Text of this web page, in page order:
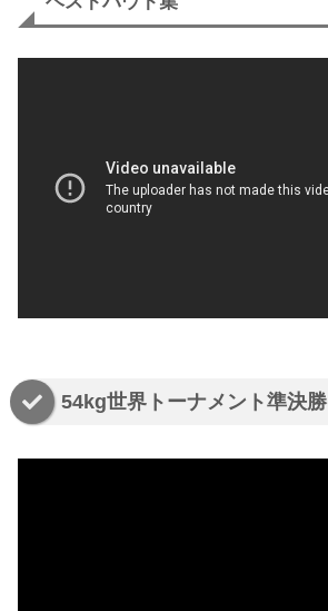
54kg世界トーナメント準決勝